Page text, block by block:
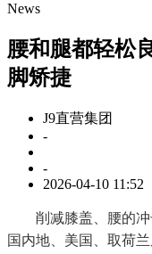
News
腰和腿都轻松
脚矫捷
J9直营集团
-
-
2026-04-10 11:52
削减膝盖、腰的冲
国内地、美国、取荷